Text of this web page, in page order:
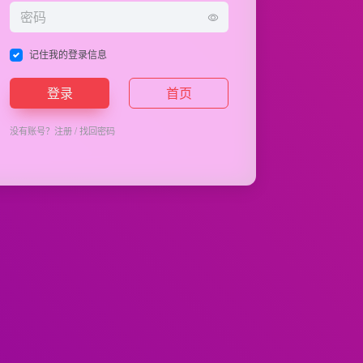
记住我的登录信息
登录 首页
没有账号？ 注册/找回密码